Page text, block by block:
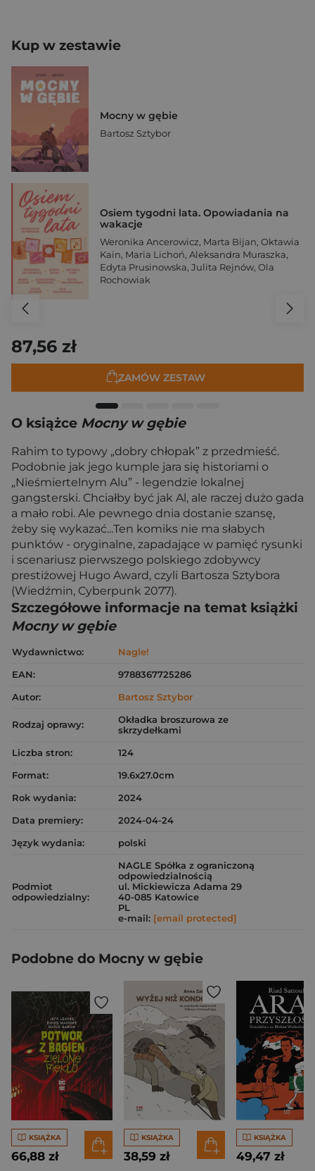
Kup w zestawie
Mocny w gębie
Bartosz Sztybor
Osiem tygodni lata. Opowiadania na
wakacje
Weronika Ancerowicz, Marta Bijan, Oktawia
Kain, Maria Lichoń, Aleksandra Muraszka,
Edyta Prusinowska, Julita Rejnów, Ola
Rochowiak
87,56 zł
ZAMÓW ZESTAW
O książce Mocny w gębie
Rahim to typowy „dobry chłopak” z przedmieść.
Podobnie jak jego kumple jara się historiami o
„Nieśmiertelnym Alu” - legendzie lokalnej
gangsterski. Chciałby być jak Al, ale raczej dużo gada
a mało robi. Ale pewnego dnia dostanie szansę,
żeby się wykazać...Ten komiks nie ma słabych
punktów - oryginalne, zapadające w pamięć rysunki
i scenariusz pierwszego polskiego zdobywcy
prestiżowej Hugo Award, czyli Bartosza Sztybora
(Wiedźmin, Cyberpunk 2077).
Szczegółowe informacje na temat książki
Mocny w gębie
Wydawnictwo:
Nagle!
EAN:
9788367725286
Autor:
Bartosz Sztybor
Rodzaj oprawy:
Okładka broszurowa ze
skrzydełkami
Liczba stron:
124
Format:
19.6x27.0cm
Rok wydania:
2024
Data premiery:
2024-04-24
Język wydania:
polski
Podmiot
odpowiedzialny:
NAGLE Spółka z ograniczoną
odpowiedzialnością
ul. Mickiewicza Adama 29
40-085 Katowice
PL
e-mail: [email protected]
Podobne do Mocny w gębie
KSIĄŻKA
66,88 zł
KSIĄŻKA
38,59 zł
KSIĄŻKA
49,47 zł